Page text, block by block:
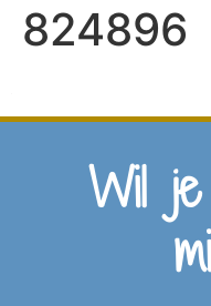
824896
Wil